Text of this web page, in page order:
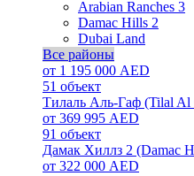
Arabian Ranches 3
Damac Hills 2
Dubai Land
Все районы
от 1 195 000 AED
51 объект
Тилаль Аль-Гаф (Tilal Al
от 369 995 AED
91 объект
Дамак Хиллз 2 (Damac
от 322 000 AED